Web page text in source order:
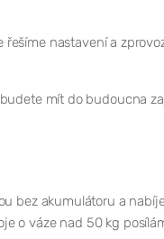
nastavení a
mít do budoucna
bez akumulátoru a
o váze nad 50 kg